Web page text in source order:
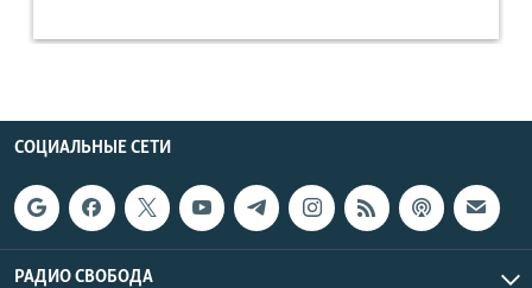
СОЦИАЛЬНЫЕ СЕТИ
РАДИО СВОБОДА